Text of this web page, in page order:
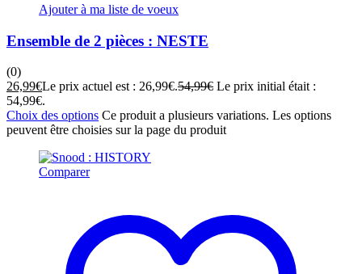
Ajouter à ma liste de voeux
Ensemble de 2 pièces : NESTE
(0)
26,99€Le prix actuel est : 26,99€.54,99€ Le prix initial était :
54,99€.
Choix des options Ce produit a plusieurs variations. Les options
peuvent être choisies sur la page du produit
Comparer